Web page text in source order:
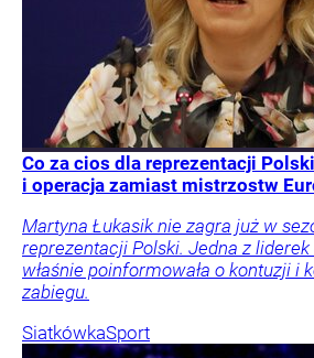
Co za cios dla reprezentacji
i operacja zamiast mistrzostw
Martyna Łukasik nie zagra już w
reprezentacji Polski. Jedna z
właśnie poinformowała o kontuzji i
zabiegu.
SiatkówkaSport